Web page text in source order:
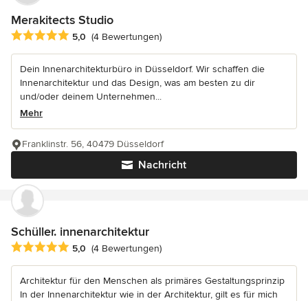
Merakitects Studio
Durchschnittliche Bewertung: 5 von 5 Sternen
5,0 (4 Bewertungen)
Dein Innenarchitekturbüro in Düsseldorf. Wir schaffen die
Innenarchitektur und das Design, was am besten zu dir
und/oder deinem Unternehmen...
Mehr
Nachricht
Franklinstr. 56, 40479 Düsseldorf
Schüller. innenarchitektur
Durchschnittliche Bewertung: 5 von 5 Sternen
5,0 (4 Bewertungen)
Architektur für den Menschen als primäres Gestaltungsprinzip
In der Innenarchitektur wie in der Architektur, gilt es für mich